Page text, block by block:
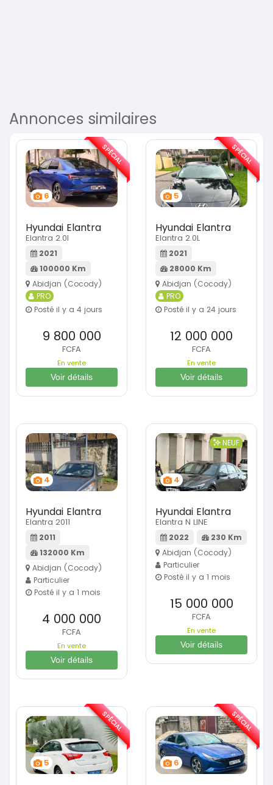
Annonces similaires
6
Hyundai Elantra
Elantra 2.0l
2021
100000 Km
Abidjan (Cocody)
PRO
Posté il y a 4 jours
9 800 000
FCFA
En vente
Voir détails
SPÉCIAL
5
Hyundai Elantra
Elantra 2.0L
2021
28000 Km
Abidjan (Cocody)
PRO
Posté il y a 24 jours
12 000 000
FCFA
En vente
Voir détails
SPÉCIAL
4
Hyundai Elantra
Elantra 2011
2011
132000 Km
Abidjan (Cocody)
Particulier
Posté il y a 1 mois
4 000 000
FCFA
En vente
Voir détails
4
NEUF
Hyundai Elantra
Elantra N LINE
2022
230 Km
Abidjan (Cocody)
Particulier
Posté il y a 1 mois
15 000 000
FCFA
En vente
Voir détails
5
SPÉCIAL
6
SPÉCIAL